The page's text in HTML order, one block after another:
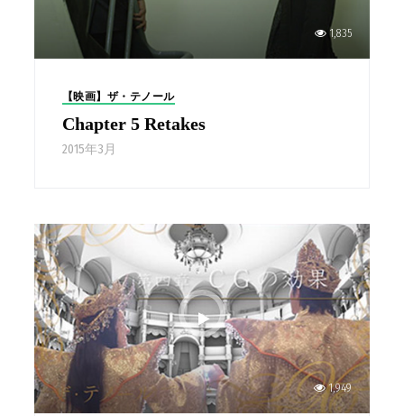
1,835
【映画】ザ・テノール
Chapter 5 Retakes
2015年3月
1,949